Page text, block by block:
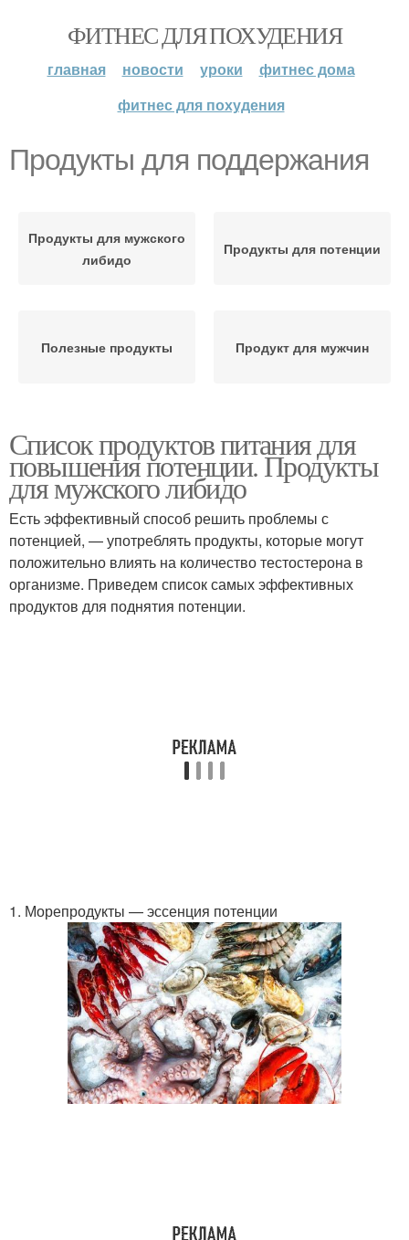
ФИТНЕС ДЛЯ ПОХУДЕНИЯ
главная новости уроки
фитнес дома
фитнес для похудения
Продукты для поддержания
Продукты для мужского
либидо
Продукты для потенции
Полезные продукты Продукт для мужчин
Список продуктов питания для
повышения потенции. Продукты
для мужского либидо
Есть эффективный способ решить проблемы с
потенцией, — употреблять продукты, которые могут
положительно влиять на количество тестостерона в
организме. Приведем список самых эффективных
продуктов для поднятия потенции.
1. Морепродукты — эссенция потенции